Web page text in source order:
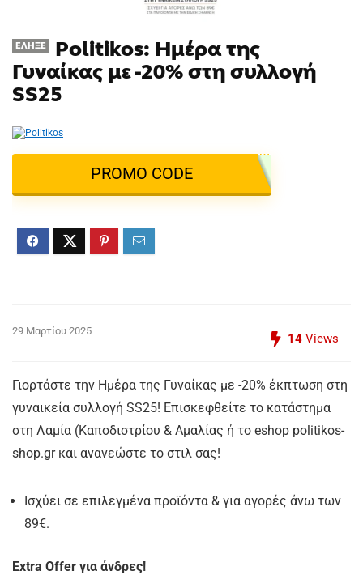
ΈΛΗΞΕ
Politikos: Ημέρα της
Γυναίκας με -20% στη συλλογή
SS25
PROMO CODE
29 Μαρτίου 2025
14 Views
Γιορτάστε την Ημέρα της Γυναίκας με -20% έκπτωση στη
γυναικεία συλλογή SS25! Επισκεφθείτε το κατάστημα
στη Λαμία (Καποδιστρίου & Αμαλίας ή το eshop politikos-
shop.gr και ανανεώστε το στιλ σας!
Ισχύει σε επιλεγμένα προϊόντα & για αγορές άνω των
89€.
Extra Offer για άνδρες!